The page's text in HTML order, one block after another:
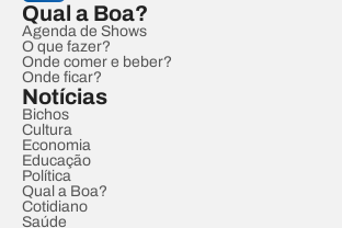
Qual a Boa?
Agenda de Shows
O que fazer?
Onde comer e beber?
Onde ficar?
Notícias
Bichos
Cultura
Economia
Educação
Política
Qual a Boa?
Cotidiano
Saúde